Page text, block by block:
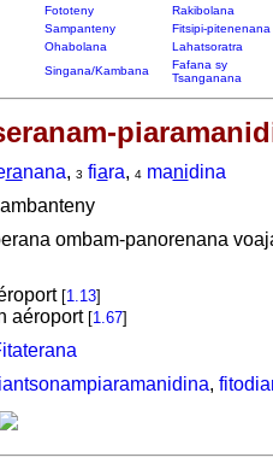
Fototeny
Rakibolana
Sampanteny
Fitsipi-pitenenana
Ohabolana
Lahatsoratra
Singana/Kambana
Fafana sy
Tsanganana
ranana, 3 fiara, 4 manidina
ombam-panorenana
[1.13]
aéroport [1.67]
,